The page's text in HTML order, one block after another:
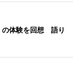
の体験を回想 語り